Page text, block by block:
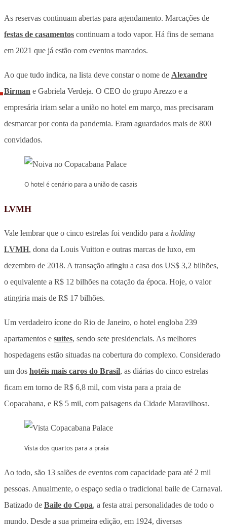
As reservas continuam abertas para agendamento. Marcações de
festas de casamentos continuam a todo vapor. Há fins de semana
em 2021 que já estão com eventos marcados.
Ao que tudo indica, na lista deve constar o nome de Alexandre
Birman e Gabriela Verdeja. O CEO do grupo Arezzo e a
empresária iriam selar a união no hotel em março, mas precisaram
desmarcar por conta da pandemia. Eram aguardados mais de 800
convidados.
O hotel é cenário para a união de casais
LVMH
Vale lembrar que o cinco estrelas foi vendido para a holding
LVMH, dona da Louis Vuitton e outras marcas de luxo, em
dezembro de 2018. A transação atingiu a casa dos US$ 3,2 bilhões,
o equivalente a R$ 12 bilhões na cotação da época. Hoje, o valor
atingiria mais de R$ 17 bilhões.
Um verdadeiro ícone do Rio de Janeiro, o hotel engloba 239
apartamentos e suítes, sendo sete presidenciais. As melhores
hospedagens estão situadas na cobertura do complexo. Considerado
um dos hotéis mais caros do Brasil, as diárias do cinco estrelas
ficam em torno de R$ 6,8 mil, com vista para a praia de
Copacabana, e R$ 5 mil, com paisagens da Cidade Maravilhosa.
Vista dos quartos para a praia
Ao todo, são 13 salões de eventos com capacidade para até 2 mil
pessoas. Anualmente, o espaço sedia o tradicional baile de Carnaval.
Batizado de Baile do Copa, a festa atrai personalidades de todo o
mundo. Desde a sua primeira edição, em 1924, diversas